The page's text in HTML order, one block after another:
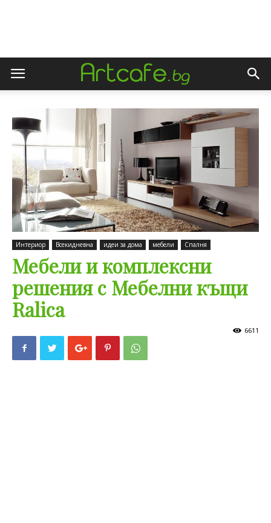
Интериор Всекидневна идеи за дома мебели Спалня
Мебели и комплексни
решения с Мебелни къщи
Ralica
6611